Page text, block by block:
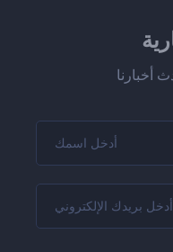
أخبارنا